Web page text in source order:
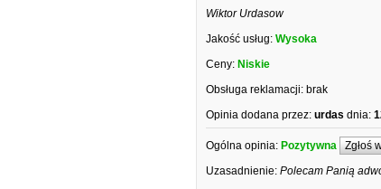
Wiktor Urdasow
Jakość usług: Wysoka
Ceny: Niskie
Obsługa reklamacji: brak
Opinia dodana przez: urdas dnia:
Ogólna opinia: Pozytywna Zgłoś
Uzasadnienie: Polecam Panią